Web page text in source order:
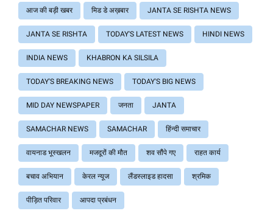
आज की बड़ी खबर मिड डे अख़बार JANTA SE RISHTA NEWS
JANTA SE RISHTA TODAY'S LATEST NEWS HINDI NEWS
INDIA NEWS KHABRON KA SILSILA
TODAY'S BREAKING NEWS TODAY'S BIG NEWS
MID DAY NEWSPAPER जनता JANTA
SAMACHAR NEWS SAMACHAR हिंन्दी समाचार
वायनाड भूस्खलन मजदूरों की मौत शव सौंपे गए राहत कार्य
बचाव अभियान केरल न्यूज लैंडस्लाइड हादसा श्रमिक
पीड़ित परिवार आपदा प्रबंधन